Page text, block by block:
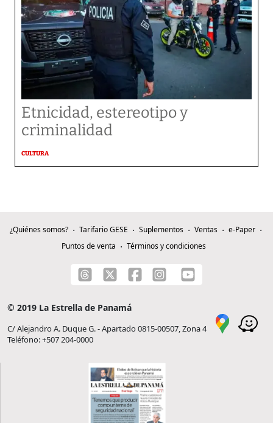
Etnicidad, estereotipo y
criminalidad
CULTURA
¿Quiénes somos? Tarifario GESE Suplementos Ventas
e-Paper
Puntos de venta
Términos y condiciones
© 2019 La Estrella de Panamá
C/ Alejandro A. Duque G. - Apartado 0815-00507, Zona 4
Teléfono: +507 204-0000